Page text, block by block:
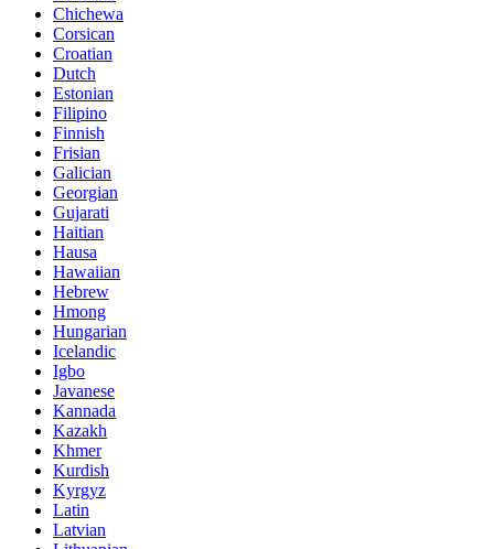
Chichewa
Corsican
Croatian
Dutch
Estonian
Filipino
Finnish
Frisian
Galician
Georgian
Gujarati
Haitian
Hausa
Hawaiian
Hebrew
Hmong
Hungarian
Icelandic
Igbo
Javanese
Kannada
Kazakh
Khmer
Kurdish
Kyrgyz
Latin
Latvian